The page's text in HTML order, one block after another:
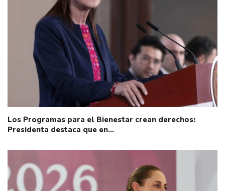
Los Programas para el Bienestar crean derechos:
Presidenta destaca que en…